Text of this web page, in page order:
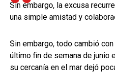
Sin embargo, la excusa
una simple amistad y
Sin embargo, todo cambió
último fin de semana de junio
su cercanía en el mar dejó